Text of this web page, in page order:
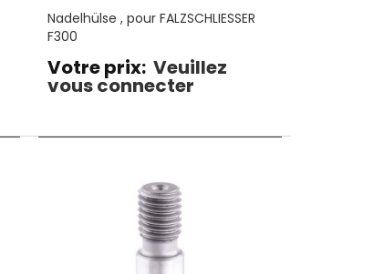
Nadelhülse , pour FALZSCHLIESSER
F300
Votre prix: Veuillez
vous connecter